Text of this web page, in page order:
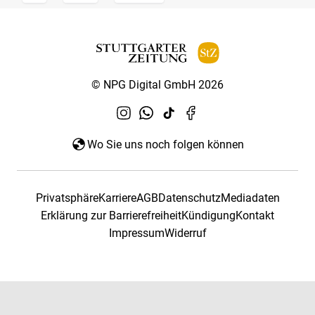
© NPG Digital GmbH 2026
Wo Sie uns noch folgen können
PrivatsphäreKarriereAGBDatenschutzMediadaten
Erklärung zur BarrierefreiheitKündigungKontakt
ImpressumWiderruf